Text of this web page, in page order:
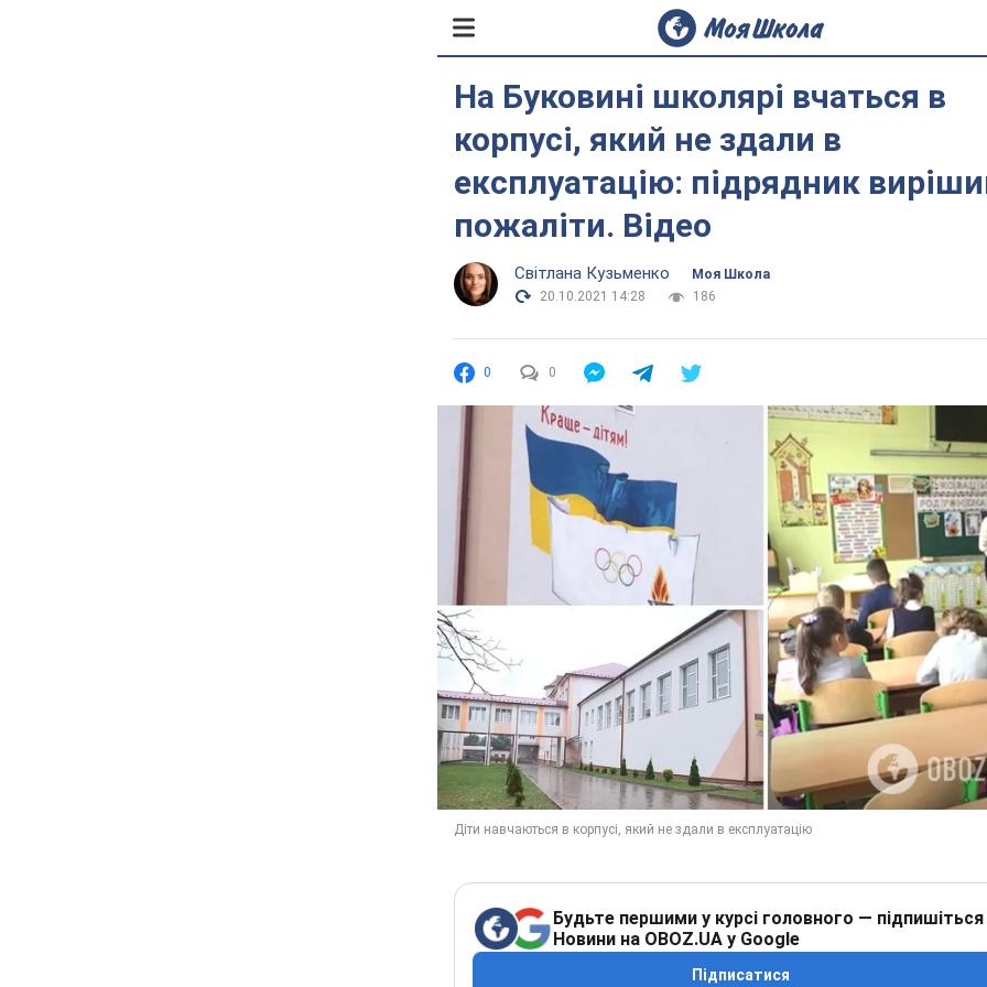
На Буковині школярі вчаться в
корпусі, який не здали в
експлуатацію: підрядник
пожаліти. Відео
Світлана Кузьменко
Моя Школа
20.10.2021 14:28
186
0 0
Будьте першими у курсі головного — підпишіться
Новини на OBOZ.UA у Google
Підписатися